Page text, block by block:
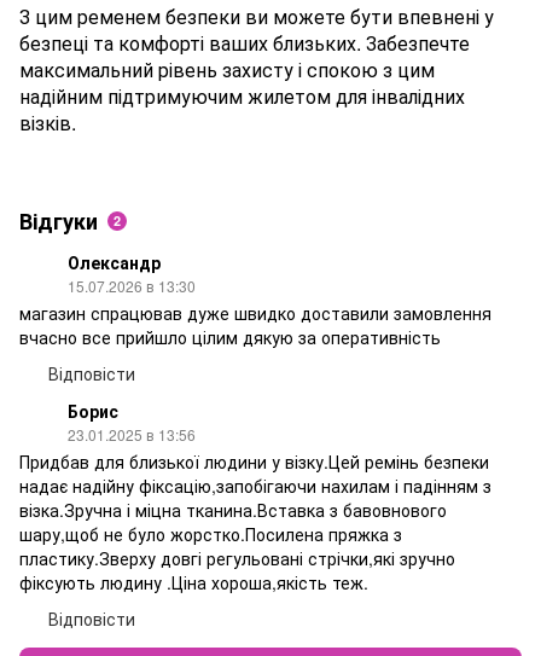
З цим ременем безпеки ви можете бути впевнені у
безпеці та комфорті ваших близьких. Забезпечте
максимальний рівень захисту і спокою з цим
надійним підтримуючим жилетом для інвалідних
візків.
Відгуки 2
Олександр
15.07.2026 в 13:30
магазин спрацював дуже швидко доставили замовлення
вчасно все прийшло цілим дякую за оперативність
Відповісти
Борис
23.01.2025 в 13:56
Придбав для близької людини у візку.Цей ремінь безпеки
надає надійну фіксацію,запобігаючи нахилам і падінням з
візка.Зручна і міцна тканина.Вставка з бавовнового
шару,щоб не було жорстко.Посилена пряжка з
пластику.Зверху довгі регульовані стрічки,які зручно
фіксують людину .Ціна хороша,якість теж.
Відповісти